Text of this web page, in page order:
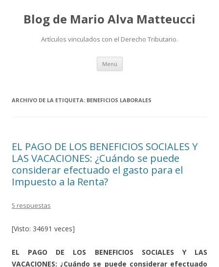
Blog de Mario Alva Matteucci
Artículos vinculados con el Derecho Tributario.
Menú Ir
contenido
ARCHIVO DE LA ETIQUETA: BENEFICIOS LABORALES
EL PAGO DE LOS BENEFICIOS SOCIALES Y
LAS VACACIONES: ¿Cuándo se puede
considerar efectuado el gasto para el
Impuesto a la Renta?
5 respuestas
[Visto: 34691 veces]
EL PAGO DE LOS BENEFICIOS SOCIALES Y LAS
VACACIONES: ¿Cuándo se puede considerar efectuado